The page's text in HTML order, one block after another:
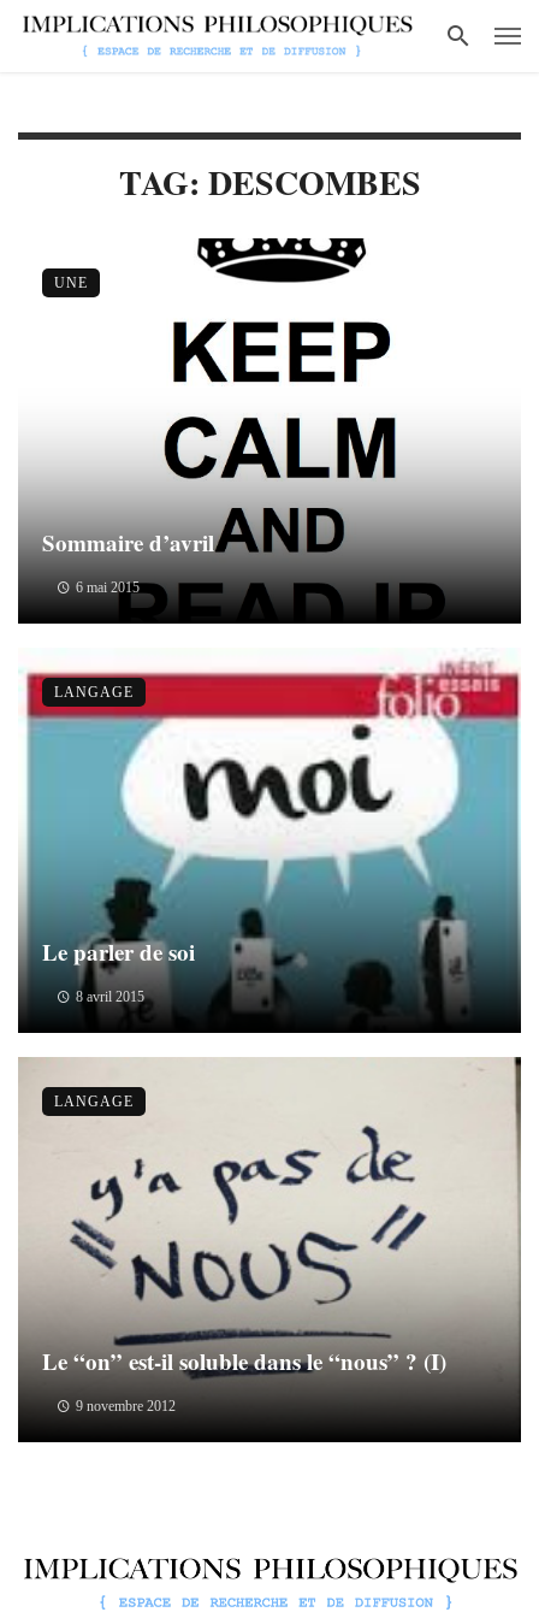
TAG: DESCOMBES
Sommaire d’avril
6 mai 2015
UNE
Le parler de soi
8 avril 2015
LANGAGE
Le “on” est-il soluble dans le “nous” ? (I)
9 novembre 2012
LANGAGE